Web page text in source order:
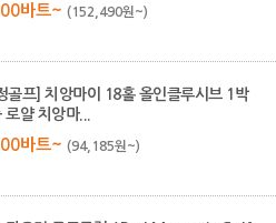
바트~ (152,490원~)
골프] 치앙마이 18홀 올인클루시브 1박
로얄 치앙마...
바트~ (94,185원~)